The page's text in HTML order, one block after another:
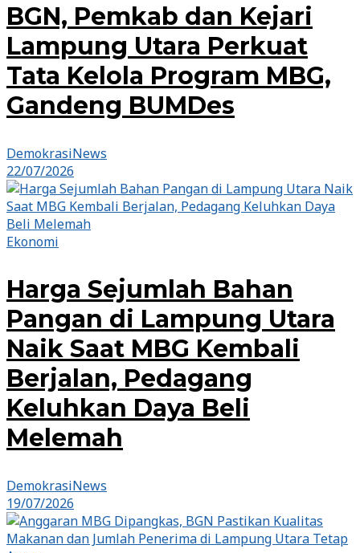
BGN, Pemkab dan Kejari
Lampung Utara Perkuat
Tata Kelola Program MBG,
Gandeng BUMDes
DemokrasiNews
22/07/2026
Ekonomi
Harga Sejumlah Bahan
Pangan di Lampung Utara
Naik Saat MBG Kembali
Berjalan, Pedagang
Keluhkan Daya Beli
Melemah
DemokrasiNews
19/07/2026